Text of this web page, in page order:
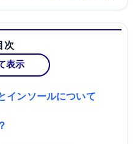
次
表示
インソールについて